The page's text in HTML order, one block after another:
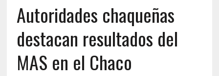
Autoridades chaqueñas
destacan resultados del
MAS en el Chaco